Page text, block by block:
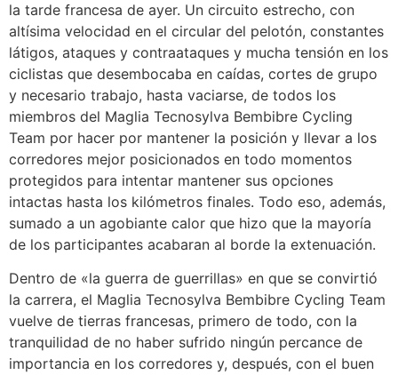
la tarde francesa de ayer. Un circuito estrecho, con
altísima velocidad en el circular del pelotón, constantes
látigos, ataques y contraataques y mucha tensión en los
ciclistas que desembocaba en caídas, cortes de grupo
y necesario trabajo, hasta vaciarse, de todos los
miembros del Maglia Tecnosylva Bembibre Cycling
Team por hacer por mantener la posición y llevar a los
corredores mejor posicionados en todo momentos
protegidos para intentar mantener sus opciones
intactas hasta los kilómetros finales. Todo eso, además,
sumado a un agobiante calor que hizo que la mayoría
de los participantes acabaran al borde la extenuación.
Dentro de «la guerra de guerrillas» en que se convirtió
la carrera, el Maglia Tecnosylva Bembibre Cycling Team
vuelve de tierras francesas, primero de todo, con la
tranquilidad de no haber sufrido ningún percance de
importancia en los corredores y, después, con el buen